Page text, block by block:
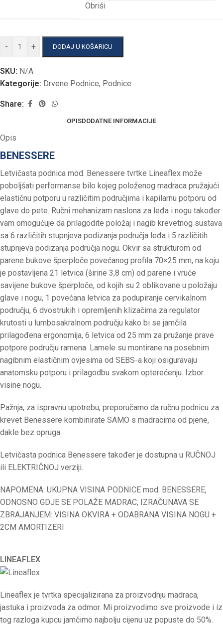
Obriši
- + DODAJ U KOŠARICU
SKU: N/A
Kategorije: Drvene Podnice, Podnice
Share:
OPISDODATNE INFORMACIJE
Opis
BENESSERE
Letvičasta podnica mod. Benessere tvrtke Lineaflex može
poboljšati performanse bilo kojeg položenog madraca pružajući
elastičnu potporu u različitim područjima i kapilarnu potporu od
glave do pete. Ručni mehanizam naslona za leđa i nogu također
vam omogućuje da prilagodite položaj i nagib krevetnog sustava
sa 6 različitih stupnjeva podizanja područja leđa i 5 različitih
stupnjeva podizanja područja nogu. Okvir sa strukturom od
parene bukove šperploče povećanog profila 70×25 mm, na koju
je postavljena 21 letvica (širine 3,8 cm) od parene i vruće
savijene bukove šperploče, od kojih su 2 oblikovane u položaju
glave i nogu, 1 povećana letvica za podupiranje cervikalnom
području, 6 dvostrukih i opremljenih klizačima za regulator
krutosti u lumbosakralnom području kako bi se jamčila
prilagođena ergonomija, 6 letvica od 25 mm za pružanje prave
potpore području ramena. Lamele su montirane na posebnim
nagibnim elastičnim ovjesima od SEBS-a koji osiguravaju
anatomsku potporu i prilagodbu svakom opterećenju. Izbor
visine nogu.
Pažnja, za ispravnu upotrebu, preporučamo da ručnu podnicu za
krevet Benessere kombinirate SAMO s madracima od pjene,
dakle bez opruga.
Letvičasta podnica Benessere također je dostupna u RUČNOJ
ili ELEKTRIČNOJ verziji.
NAPOMENA: UKUPNA VISINA PODNICE mod. BENESSERE,
ODNOSNO GDJE SE POLAŽE MADRAC, IZRAČUNAVA SE
ZBRAJANJEM: VISINA OKVIRA + ODABRANA VISINA NOGU +
2CM AMORTIZERI
LINEAFLEX
Lineaflex je tvrtka specijalizirana za proizvodnju madraca,
jastuka i proizvoda za odmor. Mi proizvodimo sve proizvode i iz
tog razloga kupcu jamčimo najbolju cijenu uz popuste do 50%.